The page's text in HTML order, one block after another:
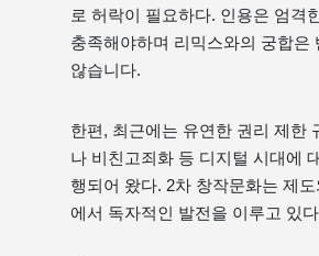
로 허락이 필요하다. 인용은 엄격
충족해야하며 리믹스와의 궁합은
않습니다.
한편, 최근에는 유연한 권리 제한
나 비친고죄화 등 디지털 시대에
행되어 왔다. 2차 창작문화는 제
에서 독자적인 발전을 이루고 있